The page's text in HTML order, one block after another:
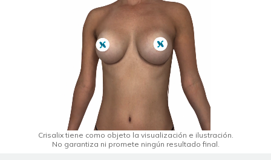
Crisalix tiene como objeto la visualización e ilustración.
No garantiza ni promete ningún resultado final.